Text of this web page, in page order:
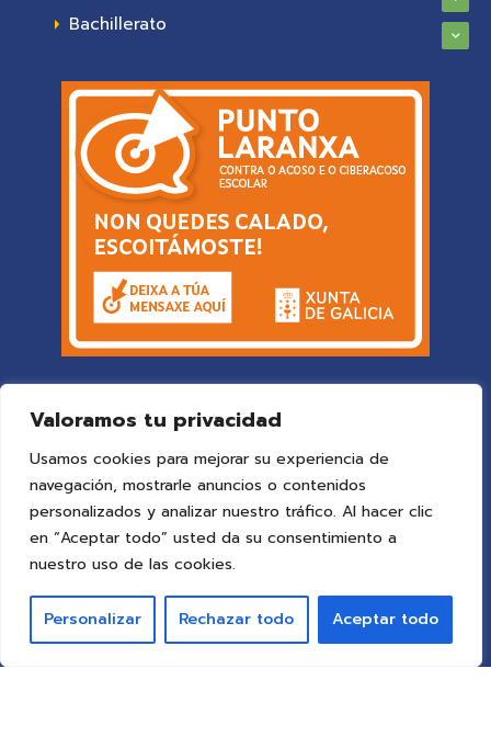
Valoramos tu privacidad
Usamos cookies para mejorar su experiencia de
navegación, mostrarle anuncios o contenidos
personalizados y analizar nuestro tráfico. Al hacer clic
en “Aceptar todo” usted da su consentimiento a
nuestro uso de las cookies.
Personalizar Rechazar todo Aceptar todo
Bachillerato
© 2025 Colegio Vigoby ideaspropias publicidad&web
Todos los derechos reservados.
Aviso Legal